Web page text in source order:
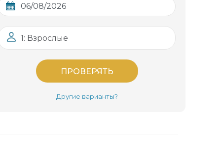
1: Взрослые
ПРОВЕРЯТЬ
Другие варианты?